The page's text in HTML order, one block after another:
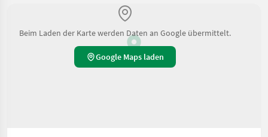
Beim Laden der Karte werden Daten an Google übermittelt.
Google Maps laden